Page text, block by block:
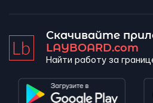
Скачивайте
LAYBOARD.com
Найти работу за